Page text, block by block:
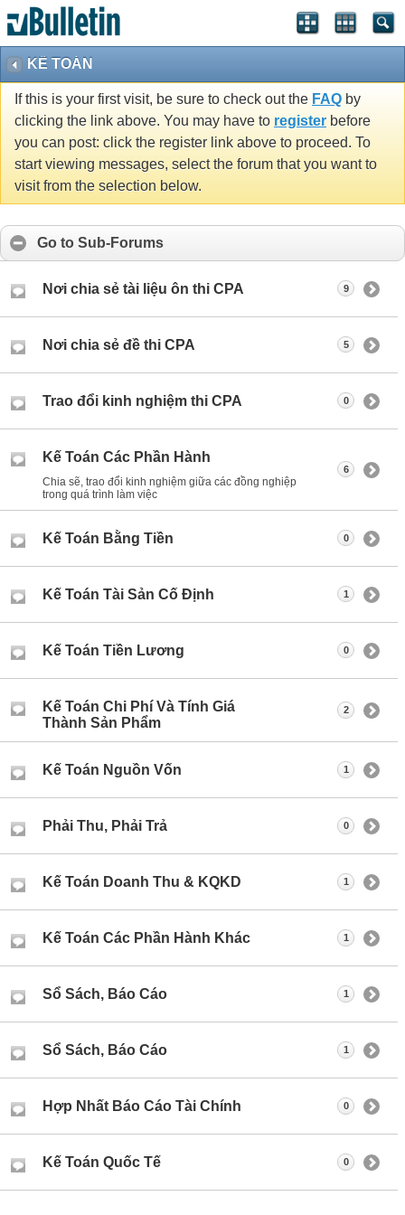
KẾ TOÁN
If this is your first visit, be sure to check out the FAQ by
clicking the link above. You may have to register before
you can post: click the register link above to proceed. To
start viewing messages, select the forum that you want to
visit from the selection below.
Go to Sub-Forums
Nơi chia sẻ tài liệu ôn thi CPA 9
Nơi chia sẻ đề thi CPA 5
Trao đổi kinh nghiệm thi CPA 0
Kế Toán Các Phần Hành
Chia sẽ, trao đổi kinh nghiệm giữa các đồng nghiệp
trong quá trình làm việc
6
Kế Toán Bằng Tiền 0
Kế Toán Tài Sản Cố Định 1
Kế Toán Tiền Lương 0
Kế Toán Chi Phí Và Tính Giá
Thành Sản Phẩm
2
Kế Toán Nguồn Vốn 1
Phải Thu, Phải Trả 0
Kế Toán Doanh Thu & KQKD 1
Kế Toán Các Phần Hành Khác 1
Sổ Sách, Báo Cáo 1
Sổ Sách, Báo Cáo 1
Hợp Nhất Báo Cáo Tài Chính 0
Kế Toán Quốc Tế 0